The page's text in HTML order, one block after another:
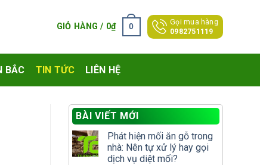
GIỎ HÀNG / 0₫ 0
Gọi mua hàng
0982751119
BẮC TIN TỨC LIÊN HỆ
BÀI VIẾT MỚI
Phát hiện mối ăn gỗ trong
nhà: Nên tự xử lý hay gọi
dịch vụ diệt mối?